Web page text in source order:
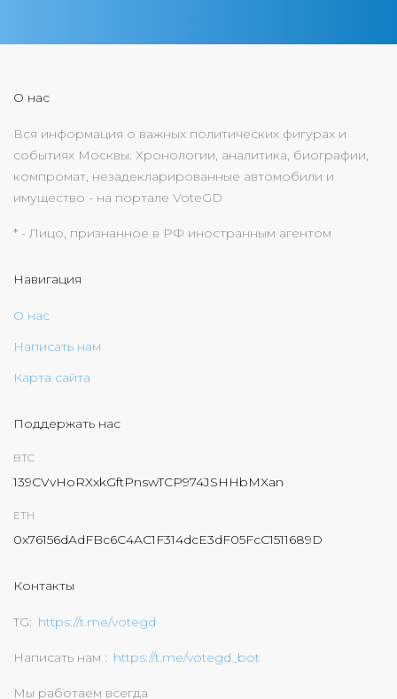
О нас
Вся информация о важных политических фигурах и
событиях Москвы. Хронологии, аналитика, биографии,
компромат, незадекларированные автомобили и
имущество - на портале VoteGD
* - Лицо, признанное в РФ иностранным агентом
Навигация
О нас
Написать нам
Карта сайта
Поддержать нас
BTC
139CVvHoRXxkGftPnswTCP974JSHHbMXan
ETH
0x76156dAdFBc6C4AC1F314dcE3dF05FcC1511689D
Контакты
TG https://t.me/votegd
Написать нам https://t.me/votegd_bot
Мы работаем всегда